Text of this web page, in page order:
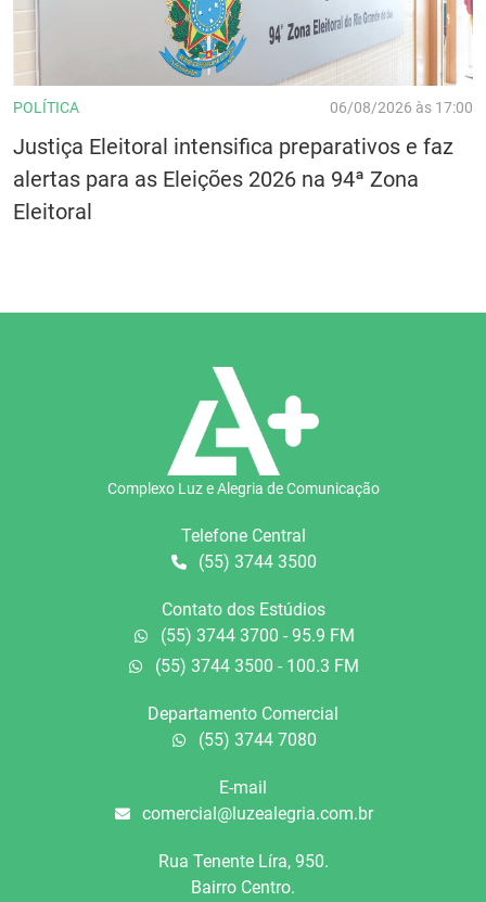
POLÍTICA 06/08/2026 às 17:00
Justiça Eleitoral intensifica preparativos e faz
alertas para as Eleições 2026 na 94ª Zona
Eleitoral
Complexo Luz e Alegria de Comunicação
Telefone Central
(55) 3744 3500
Contato dos Estúdios
(55) 3744 3700 - 95.9 FM
(55) 3744 3500 - 100.3 FM
Departamento Comercial
(55) 3744 7080
E-mail
comercial@luzealegria.com.br
Rua Tenente Líra, 950.
Bairro Centro.